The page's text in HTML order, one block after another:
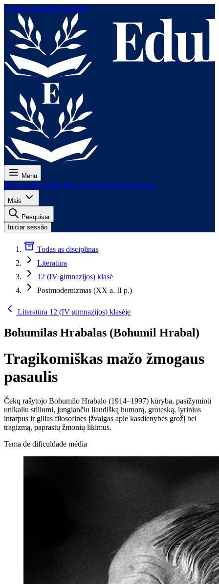
Ir para o conteúdo principal
Menu
Preço Aulas Testes Para exames Para professores
Mais
Pesquisar
Iniciar sessão
Todas as disciplinas
Literatūra
12 (IV gimnazijos) klasė
Postmodernizmas (XX a. II p.)
Literatūra 12 (IV gimnazijos) klasėje
Bohumilas Hrabalas (Bohumil Hrabal)
Tragikomiškas mažo žmogaus
pasaulis
Čekų rašytojo Bohumilo Hrabalo (1914–1997) kūryba, pasižyminti
unikaliu stiliumi, jungiančiu liaudišką humorą, groteską, lyrinius
intarpus ir gilias filosofines įžvalgas apie kasdienybės grožį bei
tragizmą, paprastų žmonių likimus.
Tema de dificuldade média